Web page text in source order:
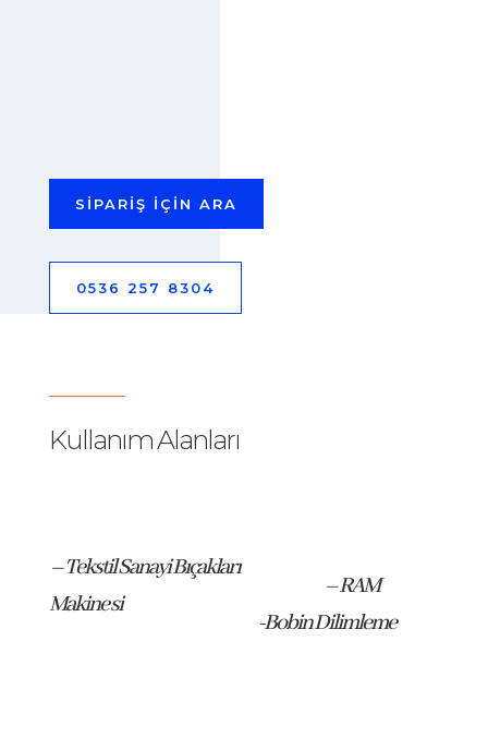
SİPARİŞ İÇİN ARA
0536 257 8304
Kullanım Alanları
– Tekstil Sanayi Bıçakları
– RAM
Makine si
-Bobin Dilimleme